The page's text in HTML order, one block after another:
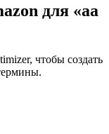
для «aa
чтобы создать